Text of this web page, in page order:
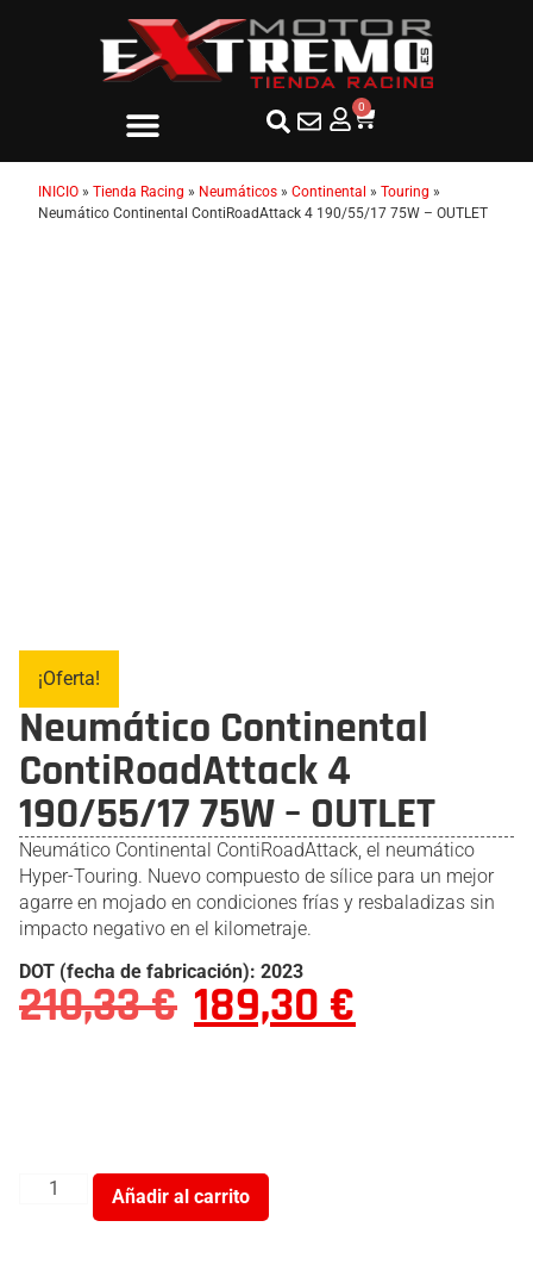
0
INICIO » Tienda Racing » Neumáticos » Continental » Touring »
Neumático Continental ContiRoadAttack 4 190/55/17 75W – OUTLET
¡Oferta!
Neumático Continental
ContiRoadAttack 4
190/55/17 75W – OUTLET
Neumático Continental ContiRoadAttack, el neumático
Hyper-Touring. Nuevo compuesto de sílice para un mejor
agarre en mojado en condiciones frías y resbaladizas sin
impacto negativo en el kilometraje.
DOT (fecha de fabricación): 2023
210,33€ 189,30€
Añadir al carrito